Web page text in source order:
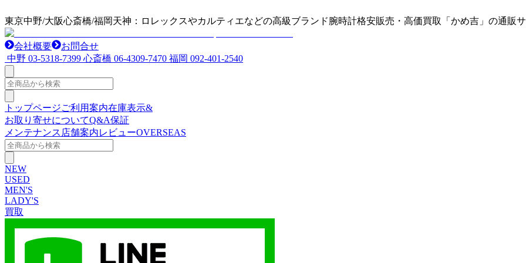
東京中野/大阪心斎橋/福岡天神：ロレックスやカルティエなどの高級ブランド腕時計格安販売・高価買取「かめ吉」の通販
会社概要
お問合せ
中野 03-5318-7399 心斎橋 06-4309-7470 福岡 092-401-2540
トップページご利用案内在庫表示&
お取り寄せについてQ&A保証
メンテナンス 店舗案内レビューOVERSEAS
NEW
USED
MEN'S
LADY'S
買取